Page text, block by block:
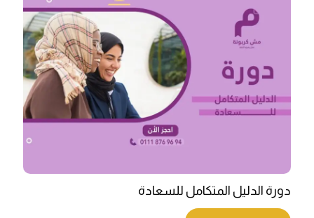
دورة الدليل المتكامل للسعادة